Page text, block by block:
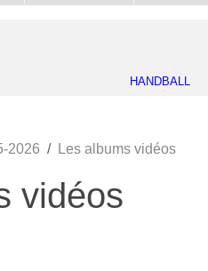
HANDBALL
2026 Les albums vidéos
vidéos